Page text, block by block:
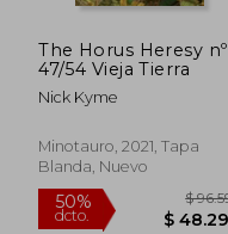
The Horus Heresy nº
47/54 Vieja Tierra
Nick Kyme
Minotauro, 2021, Tapa
Blanda, Nuevo